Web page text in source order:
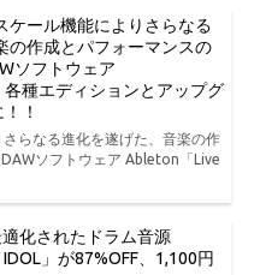
ケール機能によりさらなる
の作成とパフォーマンスの
ソフトウェア
種エディションとアップグ
！
らなる進化を遂げた、音楽の作
ソフトウェア Ableton「Live
化されたドラム音源
」が87%OFF、1,100円